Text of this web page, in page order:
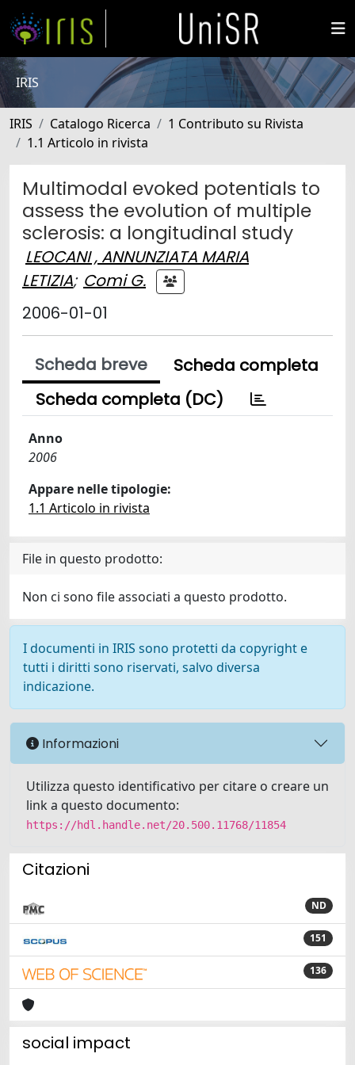
IRIS
IRIS Catalogo Ricerca
1 Contributo su Rivista
1.1 Articolo in rivista
Multimodal evoked potentials to
assess the evolution of multiple
sclerosis: a longitudinal study
LEOCANI , ANNUNZIATA MARIA
LETIZIA; Comi G.
2006-01-01
Scheda breve
Scheda completa
Scheda completa (DC)
Anno
2006
Appare nelle tipologie:
1.1 Articolo in rivista
File in questo prodotto:
Non ci sono file associati a questo prodotto.
I documenti in IRIS sono protetti da copyright e
tutti i diritti sono riservati, salvo diversa
indicazione.
Informazioni
Utilizza questo identificativo per citare o creare un
link a questo documento:
https://hdl.handle.net/20.500.11768/11854
Citazioni
ND
151
136
social impact